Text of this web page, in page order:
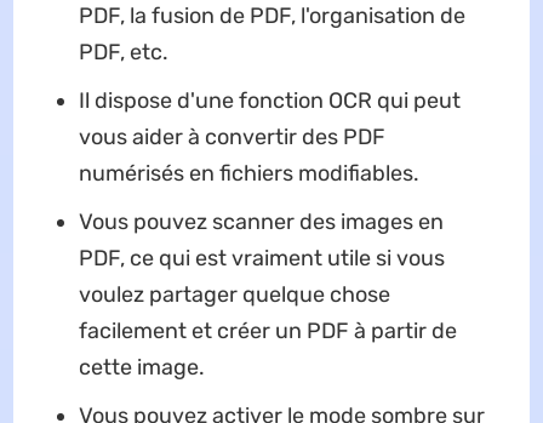
PDF, la fusion de PDF, l'organisation de
PDF, etc.
Il dispose d'une fonction OCR qui peut
vous aider à convertir des PDF
numérisés en fichiers modifiables.
Vous pouvez scanner des images en
PDF, ce qui est vraiment utile si vous
voulez partager quelque chose
facilement et créer un PDF à partir de
cette image.
Vous pouvez activer le mode sombre sur